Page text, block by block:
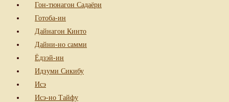
Гон-тюнагон Садаёри
Готоба-ин
Дайнагон Кинто
Дайни-но самми
Ёдзэй-ин
Идзуми Сикибу
Исэ
Исэ-но Тайфу